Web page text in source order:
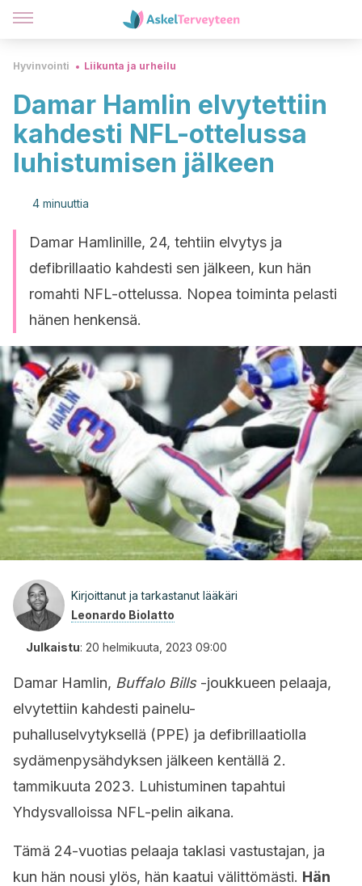
Hyvinvointi Liikunta ja urheilu
Damar Hamlin elvytettiin
kahdesti NFL-ottelussa
luhistumisen jälkeen
4 minuuttia
Damar Hamlinille, 24, tehtiin elvytys ja
defibrillaatio kahdesti sen jälkeen, kun hän
romahti NFL-ottelussa. Nopea toiminta pelasti
hänen henkensä.
Kirjoittanut ja tarkastanut lääkäri
Leonardo Biolatto
Julkaistu: 20 helmikuuta, 2023 09:00
Damar Hamlin, Buffalo Bills-joukkueen pelaaja,
elvytettiin kahdesti painelu-
puhalluselvytyksellä (PPE) ja defibrillaatiolla
sydämenpysähdyksen jälkeen kentällä 2.
tammikuuta 2023. Luhistuminen tapahtui
Yhdysvalloissa NFL-pelin aikana.
Tämä 24-vuotias pelaaja taklasi vastustajan, ja
kun hän nousi ylös, hän kaatui välittömästi. Hän